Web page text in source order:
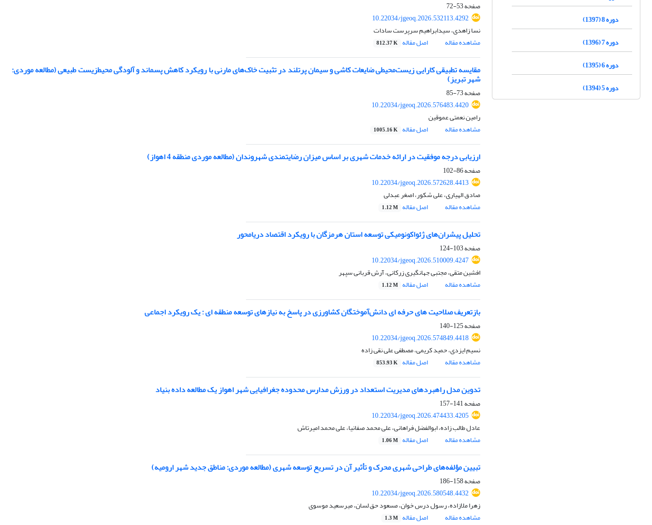
صفحه53-72
10.22034/jgeoq.2026.532113.4292
نسا زاهدی، سیدابراهیم سرپرست سادات
مشاهده مقاله
اصل مقاله 812.37 K
مقایسه تطبیقی کارایی زیست‌محیطی ضایعات کاشی و سیمان پرتلند در تثبیت خاک‌های مارنی با رویکرد کاهش پسماند و آلودگی محیط‌زیست طبیعی (مطالعه موردی:
شهر تبریز)
صفحه73-85
10.22034/jgeoq.2026.576483.4420
رامین نعمتی عموقین
مشاهده مقاله
اصل مقاله 1005.16 K
ارزیابی درجه موفقیت در ارائه خدمات شهری بر اساس میزان رضایتمندی شهروندان (مطالعه موردی منطقه 4 اهواز)
صفحه86-102
10.22034/jgeoq.2026.572628.4413
صادق الهیاری، علی شکور، اصغر عبدلی
مشاهده مقاله
اصل مقاله 1.12 M
تحلیل پیشران‌های ژئواکونومیکی توسعه استان هرمزگان با رویکرد اقتصاد دریامحور
صفحه103-124
10.22034/jgeoq.2026.510009.4247
افشین متقی، مجتبی جهانگیری زرکانی، آرش قربانی سپهر
مشاهده مقاله
اصل مقاله 1.12 M
بازتعریف صلاحیت های حرفه ای دانش‌آموختگان کشاورزی در پاسخ به نیازهای توسعه منطقه ای : یک رویکرد اجماعی
صفحه125-140
10.22034/jgeoq.2026.574849.4418
نسیم ایزدی، حمید کریمی، مصطفی علی نقی زاده
مشاهده مقاله
اصل مقاله 853.93 K
تدوین مدل راهبردهای مدیریت استعداد در ورزش مدارس محدوده جغرافیایی شهر اهواز یک مطالعه داده بنیاد
صفحه141-157
10.22034/jgeoq.2026.474433.4205
عادل طالب زاده، ابوالفضل فراهانی، علی محمد صفانیا، علی محمد امیرتاش
مشاهده مقاله
اصل مقاله 1.06 M
تبیین مؤلفه‌های طراحی شهری محرک و تأثیر آن در تسریع توسعه شهری (مطالعه موردی: مناطق جدید شهر ارومیه)
صفحه158-186
10.22034/jgeoq.2026.580548.4432
زهرا ملازاده، رسول درس خوان، مسعود حق لسان، میرسعید موسوی
مشاهده مقاله
اصل مقاله 1.3 M
دوره 8 (1397)
دوره 7 (1396)
دوره 6 (1395)
دوره 5 (1394)